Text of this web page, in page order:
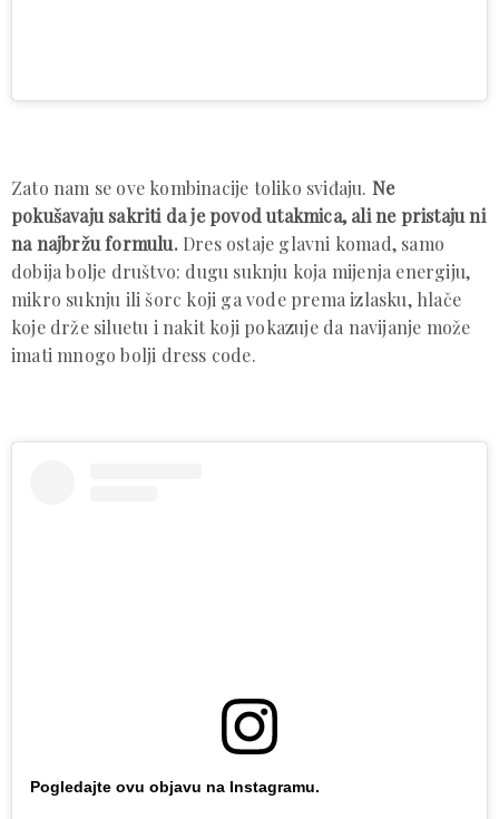
Zato nam se ove kombinacije toliko sviđaju. Ne
pokušavaju sakriti da je povod utakmica, ali ne pristaju ni
na najbržu formulu.Dres ostaje glavni komad, samo
dobija bolje društvo: dugu suknju koja mijenja energiju,
mikro suknju ili šorc koji ga vode prema izlasku, hlače
koje drže siluetu i nakit koji pokazuje da navijanje može
imati mnogo bolji dress code.
Pogledajte ovu objavu na Instagramu.